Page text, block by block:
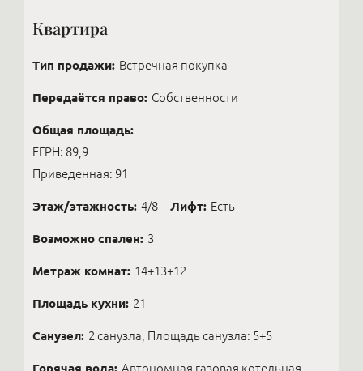
Квартира
Тип продажи: Встречная покупка
Передаётся право: Собственности
Общая площадь:
ЕГРН: 89,9
Приведенная: 91
Этаж/этажность: 4/8 Лифт: Есть
Возможно спален: 3
Метраж комнат: 14+13+12
Площадь кухни: 21
Санузел: 2 санузла, Площадь санузла: 5+5
Горячая вода: Автономная газовая котельная